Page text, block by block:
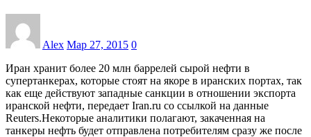
Alex Мар 27, 2015 0
Иран хранит более 20 млн баррелей сырой нефти в
супертанкерах, которые стоят на якоре в иранских портах, так
как еще действуют западные санкции в отношении экспорта
иранской нефти, передает Iran.ru со ссылкой на данные
Reuters.Некоторые аналитики полагают, закаченная на
танкеры нефть будет отправлена потребителям сразу же после